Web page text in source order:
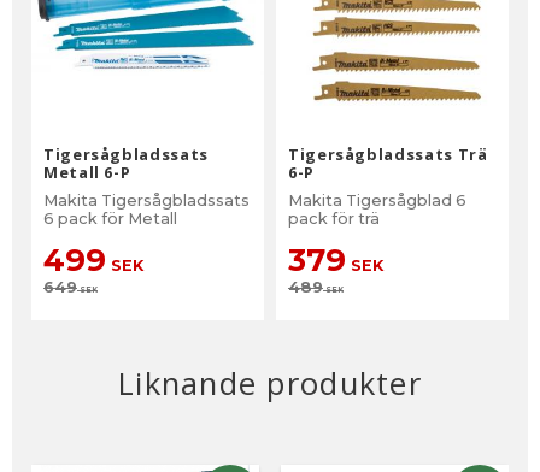
Tigersågbladssats
Metall 6-P
Makita Tigersågbladssats
6 pack för Metall
499 SEK
649SEK
Tigersågbladssats Trä
6-P
Makita Tigersågblad 6
pack för trä
379 SEK
489SEK
Liknande produkter